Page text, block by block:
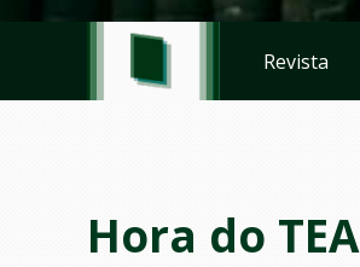
Revista
Hora do TEA